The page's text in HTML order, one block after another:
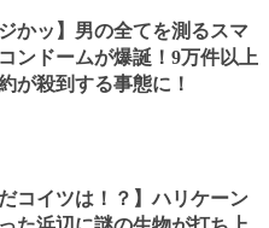
ジかッ】男の全てを測るスマ
ンドームが爆誕！9万件以上
が殺到する事態に！
だコイツは！？】ハリケーン